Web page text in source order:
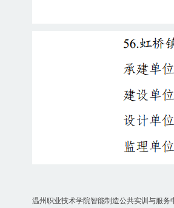
温州职业技术学院智能制造公共实训与服务